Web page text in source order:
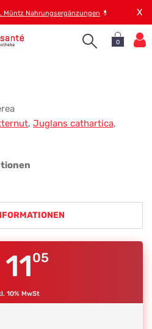
Müntz Nahrungsergänzungen 💊 X
0
, Juglans cathartica,
05
10% MwSt